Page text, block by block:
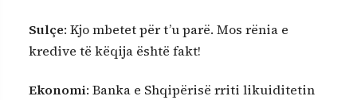
Sulçe: Kjo mbetet për t’u parë. Mos rënia e
kredive të këqija është fakt!
Ekonomi: Banka e Shqipërisë rriti likuiditetin